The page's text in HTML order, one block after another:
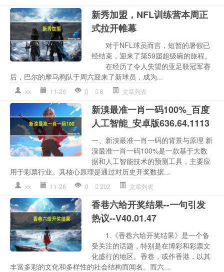
新秀加盟，NFL训练营本周正
式拉开帷幕
对于NFL球员而言，短暂的暑假已
经结束，迎来了第59届超级碗的旅程。
在经历了令人失望的亚足联冠军赛
后，巴尔的摩乌鸦队于周六迎来了新球员，成为...
xx 11-26 0 6 文章列表
新溴最准一肖一码100%_百度
人工智能_安卓版636.64.1113
一、新溴最准一肖一码的背景与原理 新
溴最准一肖一码100%是一款基于大数
据和人工智能技术的预测工具，主要应
用于彩票行业。其核心原理是通过对历史开奖数据...
xx 11-26 0 202 文章列表
香巷六给开奖结果--一句引发
热议--V40.01.47
1.《香巷六给开奖结果》是一个备
受关注的话题，特别是在博彩和彩票文
化盛行的地区。香巷，或作香港，以其
丰富多彩的文化和多样性的社会结构而闻名。而六...